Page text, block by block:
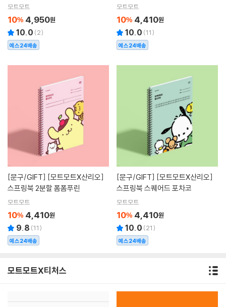
모트모트
10% 4,950원
10.0 (2)
예스24배송
모트모트
10% 4,410원
10.0 (11)
예스24배송
[문구/GIFT]
스프링북 2분할 폼폼푸린
모트모트
10% 4,410원
9.8 (11)
예스24배송
[문구/GIFT]
스프링북 스퀘어드 포차코
모트모트
10% 4,410원
10.0 (21)
예스24배송
모트모트X티처스